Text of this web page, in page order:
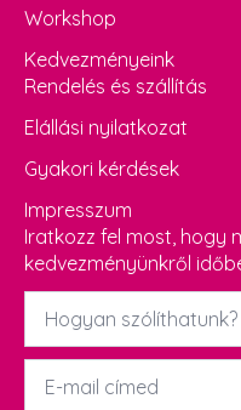
Workshop
Kedvezményeink
Rendelés és szállítás
Elállási nyilatkozat
Gyakori kérdések
Impresszum
Iratkozz fel most, hogy
kedvezményünkről
Név
Email